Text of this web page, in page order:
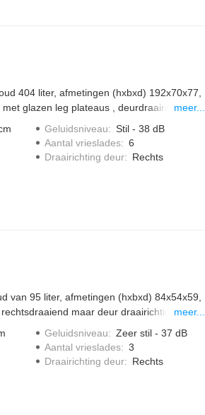
404 liter, afmetingen (hxbxd) 192x70x77,
glazen leg plateaus , deurdraairichting
meer...
Geluidsniveau: Stil - 38 dB
Aantal vrieslades: 6
Draairichting deur: Rechts
van 95 liter, afmetingen (hxbxd) 84x54x59,
maar deur draairichtingmeer...
Geluidsniveau: Zeer stil - 37 dB
Aantal vrieslades: 3
Draairichting deur: Rechts